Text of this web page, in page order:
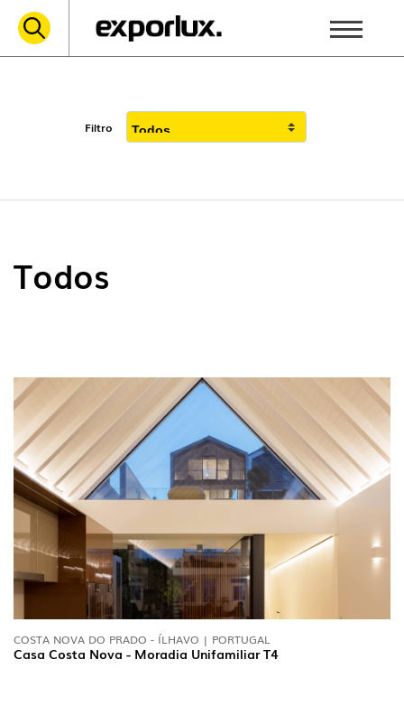
Filtro
Todos
COSTA NOVA DO PRADO - ÍLHAVO | PORTUGAL
Casa Costa Nova - Moradia Unifamiliar T4